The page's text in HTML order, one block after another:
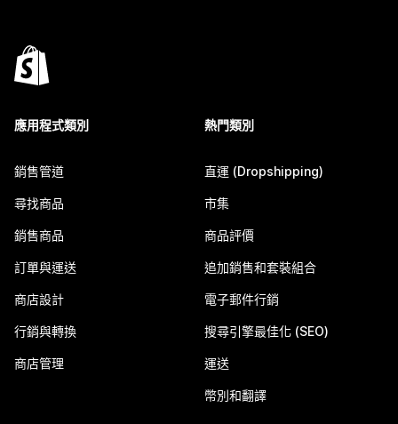
應用程式類別
銷售管道
尋找商品
銷售商品
訂單與運送
商店設計
行銷與轉換
商店管理
熱門類別
直運 (Dropshipping)
市集
商品評價
追加銷售和套裝組合
電子郵件行銷
搜尋引擎最佳化 (SEO)
運送
幣別和翻譯